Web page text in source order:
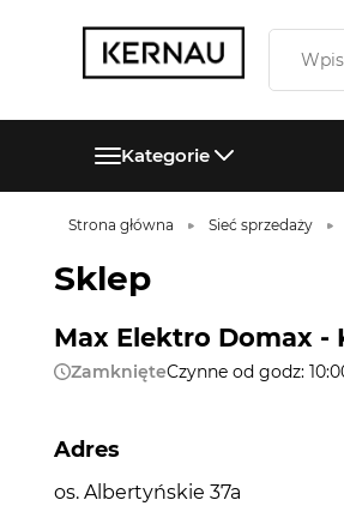
Kategorie
Strona główna Sieć sprzedaży
Sklep
Max Elektro Domax -
ZamknięteCzynne od godz:
Adres
os. Albertyńskie 37a